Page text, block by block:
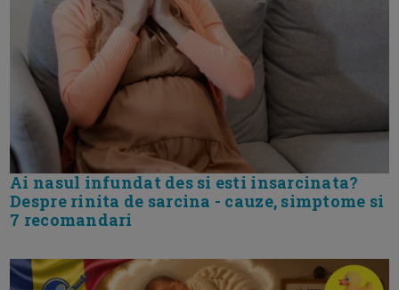
Ai nasul infundat des si esti insarcinata?
Despre rinita de sarcina - cauze, simptome si
7 recomandari